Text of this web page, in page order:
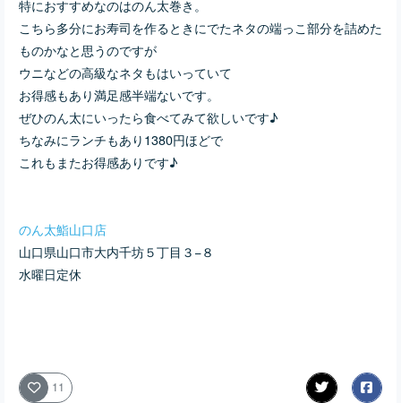
特におすすめなのはのん太巻き。
こちら多分にお寿司を作るときにでたネタの端っこ部分を詰めた
ものかなと思うのですが
ウニなどの高級なネタもはいっていて
お得感もあり満足感半端ないです。
ぜひのん太にいったら食べてみて欲しいです♪
ちなみにランチもあり1380円ほどで
これもまたお得感ありです♪
のん太鮨山口店
山口県山口市大内千坊５丁目３−８
水曜日定休
11